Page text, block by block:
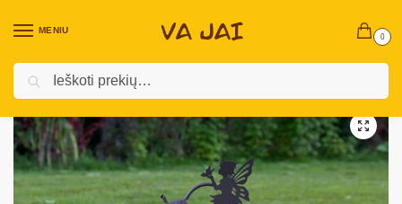
MENIU
0
Pradžia / Lauko dekoracijos